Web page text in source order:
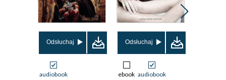
Odsłuchaj
audiobook
Odsłuchaj
ebook audiobook